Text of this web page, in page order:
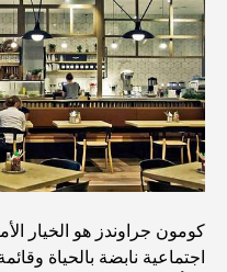
أفضل المدارس في دبي
مطاعم في دبي هيلز:
أفضل ملاعب الجولف
كومون جراوندز هو الخيار
اجتماعية نابضة بالحياة